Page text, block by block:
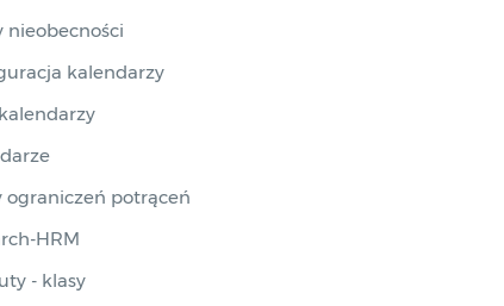
nieobecności
kalendarzy
ograniczeń potrąceń
HRM
- klasy